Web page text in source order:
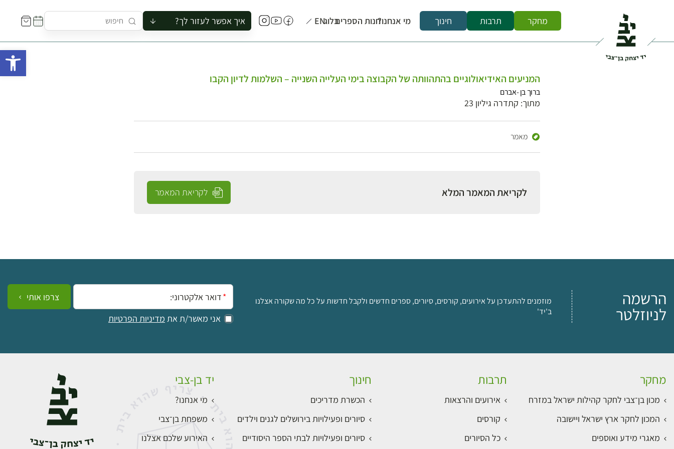
מחקר תרבות חינוך מי אנחנו?חנות הספריםבלוגEN איך אפשר לעזור לך?
להזמין סיור לקבוצה
להירשם לקורס
המניעים האידיאולוגיים בהתהוותה של הקבוצה בימי העלייה השנייה – השלמות לדיון הקבו
ברוך בן -אברם
מתוך: קתדרה גיליון 23
מאמר
לקריאת המאמר המלא לקריאת המאמר
הרשמה
לניוזלטר
מוזמנים להתעדכן על אירועים, קורסים, סיורים, ספרים חדשים ולקבל חדשות על כל מה שקורה אצלנו
ב'יד'
אימייל:
אני מאשר/ת את מדיניות הפרטיות
צרפו אותי
מחקר
מכון בן־צבי לחקר קהילות ישראל במזרח
המכון לחקר ארץ ישראל ויישובה
מאגרי מידע ואוספים
תרבות
אירועים והרצאות
קורסים
כל הסיורים
חינוך
הכשרת מדריכים
סיורים ופעילויות בירושלים לגנים וילדים
סיורים ופעילויות לבתי הספר היסודיים
יד בן-צבי
מי אנחנו?
משפחת בן־צבי
האירוע שלכם אצלנו